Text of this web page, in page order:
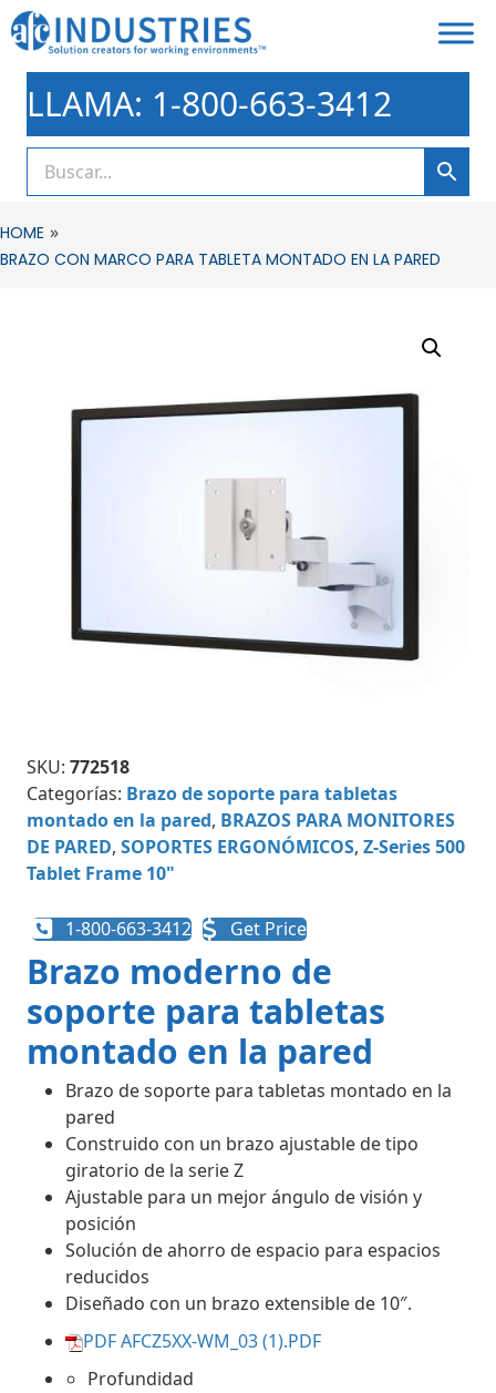
LLAMA: 1-800-663-3412
HOME »
BRAZO CON MARCO PARA TABLETA MONTADO EN LA PARED
SKU: 772518
Categorías: Brazo de soporte para tabletas
montado en la pared, BRAZOS PARA MONITORES
DE PARED, SOPORTES ERGONÓMICOS, Z-Series 500
Tablet Frame 10"
1-800-663-3412 Get Price
Brazo moderno de
soporte para tabletas
montado en la pared
Brazo de soporte para tabletas montado en la
pared
Construido con un brazo ajustable de tipo
giratorio de la serie Z
Ajustable para un mejor ángulo de visión y
posición
Solución de ahorro de espacio para espacios
reducidos
Diseñado con un brazo extensible de 10″.
PDF AFCZ5XX-WM_03 (1).PDF
Profundidad